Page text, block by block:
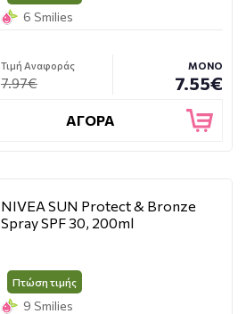
6 Smilies
Τιμή Αναφοράς
7.97€
ΜΟΝΟ
7.55€
ΑΓΟΡΑ
NIVEA SUN Protect & Bronze
Spray SPF 30, 200ml
Πτώση τιμής
9 Smilies